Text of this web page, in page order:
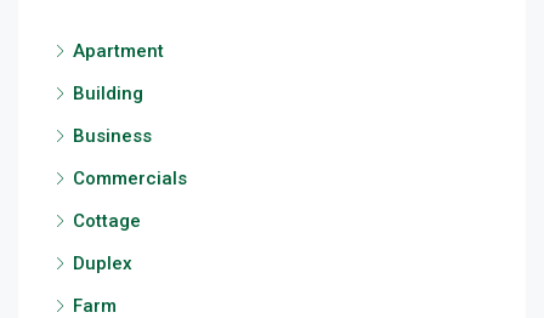
Apartment
Building
Business
Commercials
Cottage
Duplex
Farm